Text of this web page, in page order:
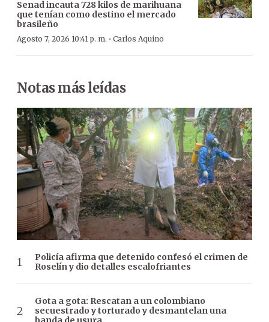
Senad incauta 728 kilos de marihuana
que tenían como destino el mercado
brasileño
Agosto 7, 2026 10:41 p. m. · Carlos Aquino
Notas más leídas
Policía afirma que detenido confesó el crimen de
Roselín y dio detalles escalofriantes
Gota a gota: Rescatan a un colombiano
secuestrado y torturado y desmantelan una